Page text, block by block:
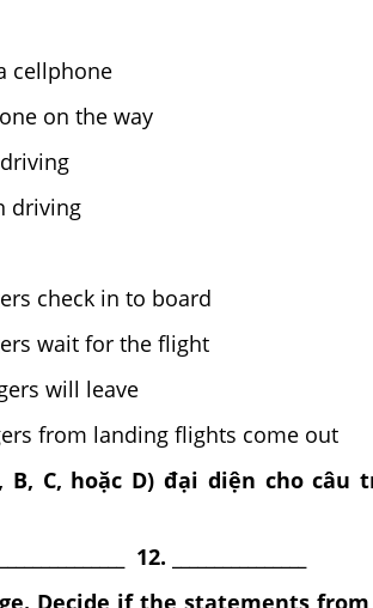
with a cellphone
on the way
when driving
driving
check in to board
wait for the flight
will leave
from landing flights come out
B, C, hoặc D) đại diện cho câu
12. ________________
Decide if the statements